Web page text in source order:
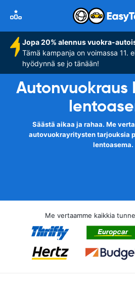
Jopa 20% alennus vuokra-
Tämä kampanja on voimassa 11.
hyödynnä se jo tänään!
Autonvuokraus
Säästä aikaa ja rahaa. Me
autovuokrayritysten tarjouksia
lentoasema.
Me vertaamme kaikkia